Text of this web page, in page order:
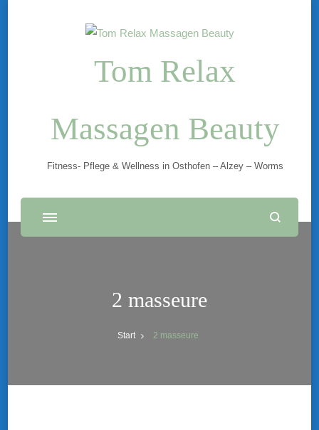
Tom Relax
Massagen Beauty
Fitness- Pflege & Wellness in Osthofen – Alzey – Worms
2 masseure
Start 2 masseure